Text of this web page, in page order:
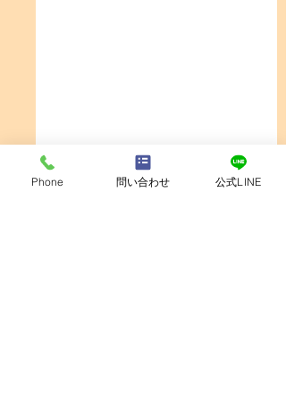
Phone 問い合わせ 公式LINE